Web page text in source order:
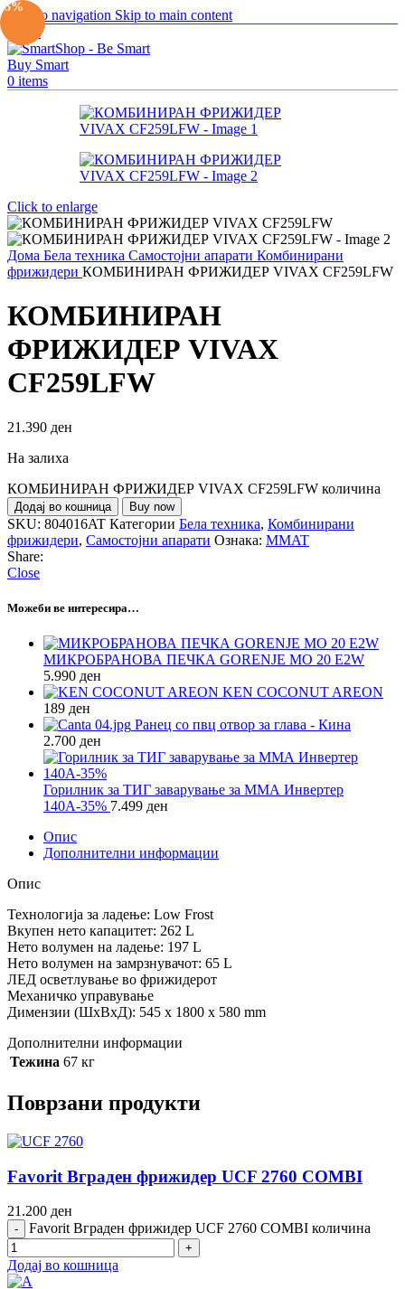
Skip to navigation Skip to main content
0 items
Click to enlarge
Дома Бела техника Самостојни апарати Комбинирани
фрижидери КОМБИНИРАН ФРИЖИДЕР VIVAX CF259LFW
КОМБИНИРАН
ФРИЖИДЕР VIVAX
CF259LFW
21.390 ден
На залиха
КОМБИНИРАН ФРИЖИДЕР VIVAX CF259LFW количина
Додај во кошница Buy now
SKU: 804016AT Категории Бела техника, Комбинирани
фрижидери, Самостојни апарати Ознака: MMAT
Share:
Close
Можеби ве интересира…
МИКРОБРАНОВА ПЕЧКА GORENJE MO 20 E2W
5.990 ден
KEN COCONUT AREON
189 ден
Ранец со пвц отвор за глава - Кина
2.700 ден
Горилник за ТИГ заварување за ММА Инвертер
140А-35% 7.499 ден
Опис
Дополнителни информации
Опис
Технологија за ладење: Low Frost
Вкупен нето капацитет: 262 L
Нето волумен на ладење: 197 L
Нето волумен на замрзнувачот: 65 L
ЛЕД осветлување во фрижидерот
Механичко управување
Димензии (ШхВхД): 545 x 1800 х 580 mm
Дополнителни информации
Тежина 67 кг
Поврзани продукти
Favorit Вграден фрижидер UCF 2760 COMBI
21.200 ден
Favorit Вграден фрижидер UCF 2760 COMBI количина
Додај во кошница
-5%